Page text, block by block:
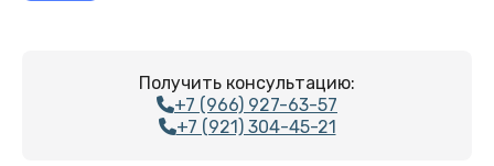
Получить консультацию:
+7 (966) 927-63-57
+7 (921) 304-45-21